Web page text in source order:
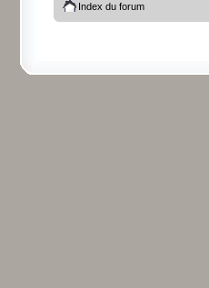
Index du forum